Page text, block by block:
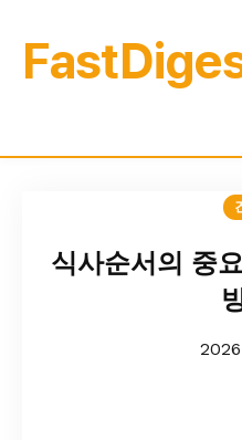
식사순서의 중